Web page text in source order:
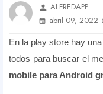
person ALFREDAPP
abril 09, 2022
En la play store hay
todos para buscar el
mobile para Android